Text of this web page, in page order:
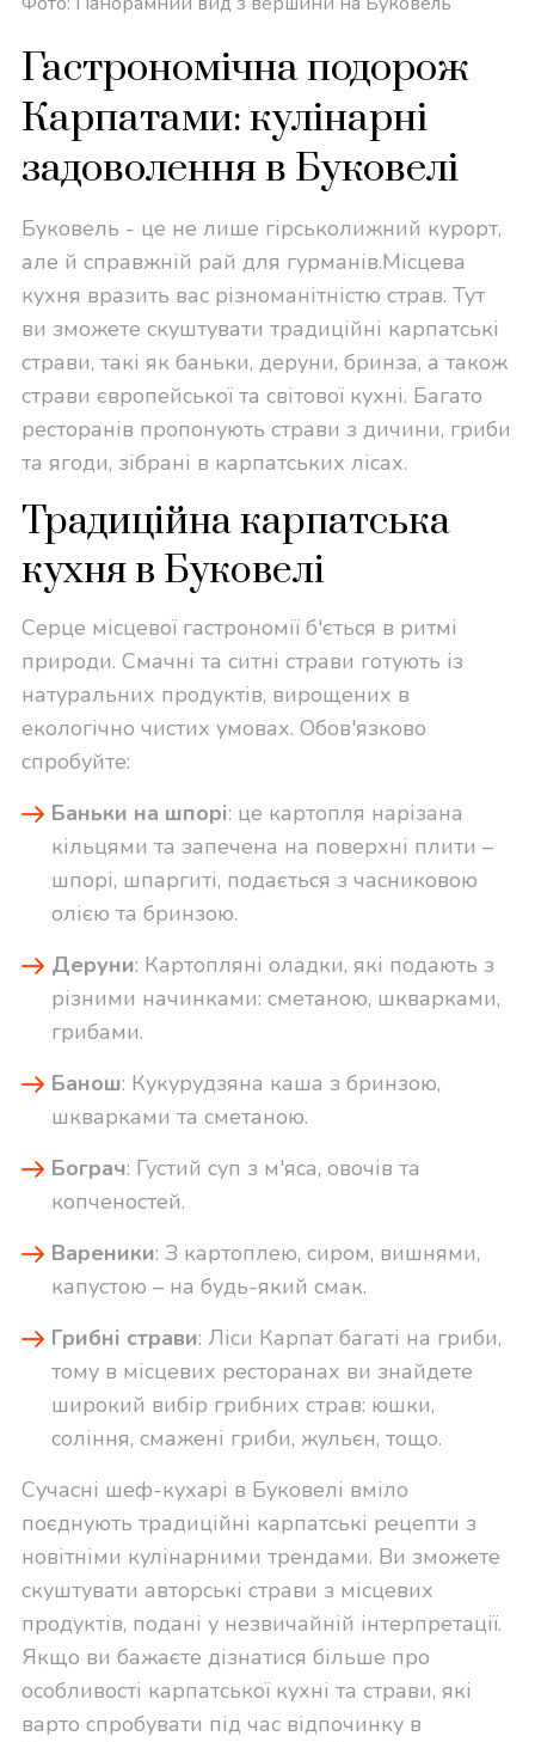
Гастрономічна подорож
Карпатами: кулінарні
задоволення в Буковелі
Буковель - це не лише гірськолижний курорт,
але й справжній рай для гурманів.Місцева
кухня вразить вас різноманітністю страв. Тут
ви зможете скуштувати традиційні карпатські
страви, такі як баньки, деруни, бринза, а також
страви європейської та світової кухні. Багато
ресторанів пропонують страви з дичини, гриби
та ягоди, зібрані в карпатських лісах.
Традиційна карпатська
кухня в Буковелі
Серце місцевої гастрономії б'ється в ритмі
природи. Смачні та ситні страви готують із
натуральних продуктів, вирощених в
екологічно чистих умовах. Обов'язково
спробуйте:
Баньки на шпорі: це картопля нарізана
кільцями та запечена на поверхні плити –
шпорі, шпаргиті, подається з часниковою
олією та бринзою.
Деруни: Картопляні оладки, які подають з
різними начинками: сметаною, шкварками,
грибами.
Банош: Кукурудзяна каша з бринзою,
шкварками та сметаною.
Бограч: Густий суп з м'яса, овочів та
копченостей.
Вареники: З картоплею, сиром, вишнями,
капустою – на будь-який смак.
Грибні страви: Ліси Карпат багаті на гриби,
тому в місцевих ресторанах ви знайдете
широкий вибір грибних страв: юшки,
соління, смажені гриби, жульєн, тощо.
Сучасні шеф-кухарі в Буковелі вміло
поєднують традиційні карпатські рецепти з
новітніми кулінарними трендами. Ви зможете
скуштувати авторські страви з місцевих
продуктів, подані у незвичайній інтерпретації.
Якщо ви бажаєте дізнатися більше про
особливості карпатської кухні та страви, які
варто спробувати під час відпочинку в